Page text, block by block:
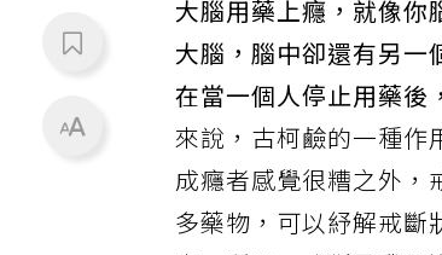
大腦用藥上癮，就像
大腦，腦中卻還有另
在當一個人停止用藥
來說，古柯鹼的一種
成癮者感覺很糟之外
多藥物，可以紓解戒斷